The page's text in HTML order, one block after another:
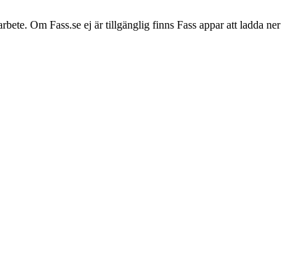
Om Fass.se ej är tillgänglig finns Fass appar att ladda